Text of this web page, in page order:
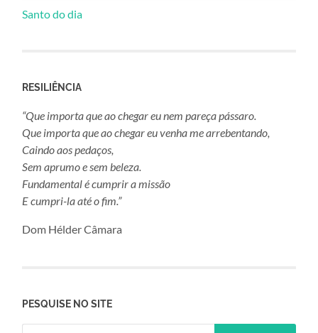
Santo do dia
RESILIÊNCIA
“Que importa que ao chegar eu nem pareça pássaro.
Que importa que ao chegar eu venha me arrebentando,
Caindo aos pedaços,
Sem aprumo e sem beleza.
Fundamental é cumprir a missão
E cumpri-la até o fim.”
Dom Hélder Câmara
PESQUISE NO SITE